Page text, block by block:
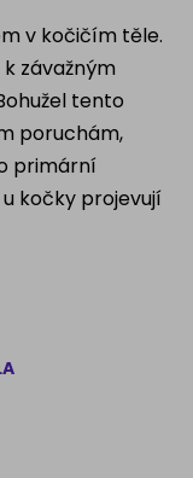
v kočičím těle.
závažným
tento
poruchám,
primární
kočky projevují